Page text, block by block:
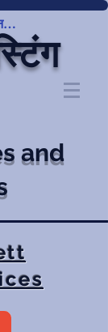
करें
and